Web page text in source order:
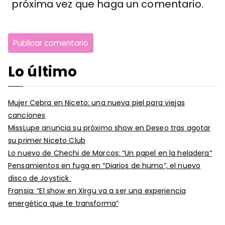
próxima vez que haga un comentario.
Lo último
Mujer Cebra en Niceto: una nueva piel para viejas
canciones
MissLupe anuncia su próximo show en Deseo tras agotar
su primer Niceto Club
Lo nuevo de Chechi de Marcos: “Un papel en la heladera”
Pensamientos en fuga en “Diarios de humo”, el nuevo
disco de Joystick
Fransia: “El show en Xirgu va a ser una experiencia
energética que te transforma”